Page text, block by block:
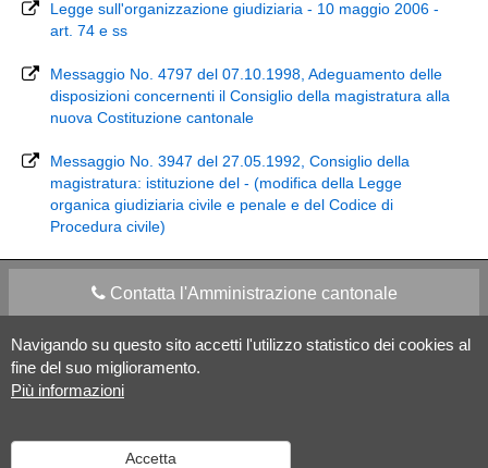
Navigando su questo sito accetti l'utilizzo statistico dei cookies al
fine del suo miglioramento.
Più informazioni
Accetta
Legge sull'organizzazione giudiziaria - 10 maggio 2006 -
art. 74 e ss
Messaggio No. 4797 del 07.10.1998, Adeguamento delle
disposizioni concernenti il Consiglio della magistratura alla
nuova Costituzione cantonale
Messaggio No. 3947 del 27.05.1992, Consiglio della
magistratura: istituzione del - (modifica della Legge
organica giudiziaria civile e penale e del Codice di
Procedura civile)
Contatta l'Amministrazione cantonale
Apps Mobile Social media